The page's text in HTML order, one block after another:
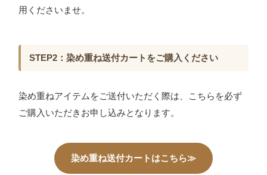
用くださいませ。
STEP2：染め重ね送付カートをご購入ください
染め重ねアイテムをご送付いただく際は、こちらを必ず
ご購入いただきお申し込みとなります。
染め重ね送付カートはこちら≫